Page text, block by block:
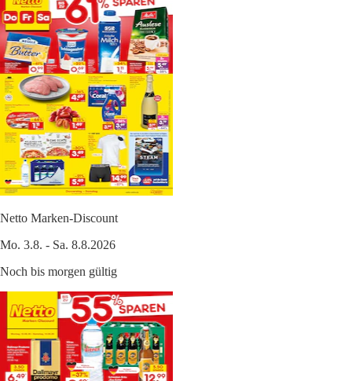
Netto Marken-Discount
Mo. 3.8. - Sa. 8.8.2026
Noch bis morgen gültig